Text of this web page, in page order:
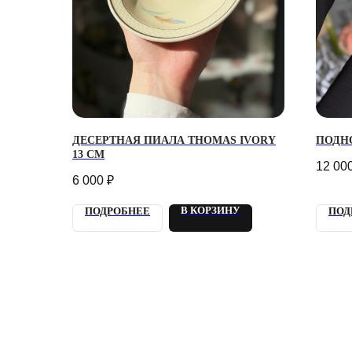
ДЕСЕРТНАЯ ПИАЛА THOMAS IVORY
13 СМ
6 000 ₽
ПОДРОБНЕЕ В КОРЗИНУ
12
+7
УЛ.